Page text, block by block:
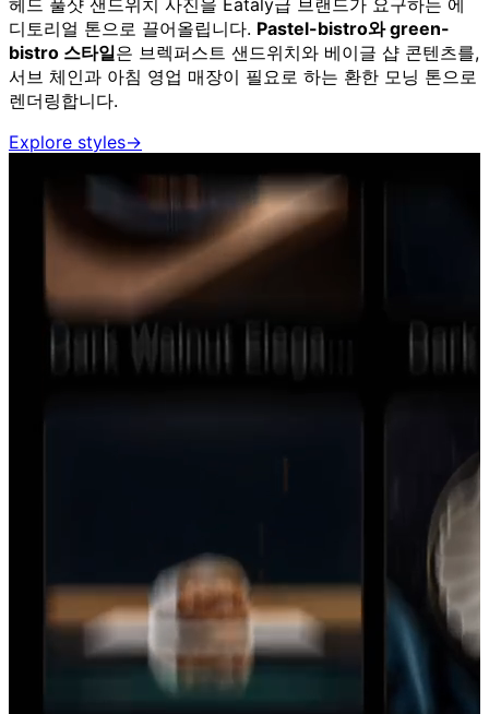
헤드 풀샷 샌드위치 사진을 Eataly급 브랜드가 요구하는 에
디토리얼 톤으로 끌어올립니다. Pastel-bistro와 green-
bistro 스타일은 브렉퍼스트 샌드위치와 베이글 샵 콘텐츠를,
서브 체인과 아침 영업 매장이 필요로 하는 환한 모닝 톤으로
렌더링합니다.
Explore styles→